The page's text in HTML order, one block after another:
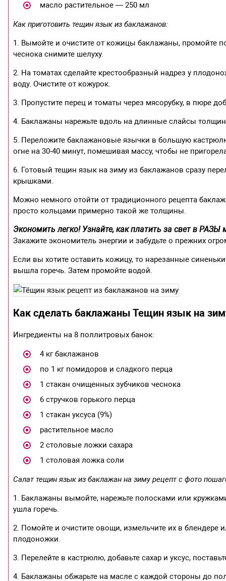
масло растительное — 250 мл
Как приготовить тещин язык из баклажанов:
1. Вымойте и очистите от кожицы баклажаны, промойте
чеснока снимите шелуху.
2. На томатах сделайте крестообразный надрез у
воду. Очистите от кожурок.
3. Пропустите перец и томаты через мясорубку, в пюре
4. Баклажаны нарежьте вдоль на длинные слайсы
5. Переложите баклажановые язычки в большую
огне на 30-40 минут, помешивая массу, чтобы не
6. Готовый тещин язык на зиму из баклажанов сразу
крышками.
Можно немного отойти от традиционного рецепта
просто кольцами примерно такой же толщины.
Экономить легко! Узнайте, как платить за свет в
Закажите экономитель энергии и забудьте о прежних
Если вы хотите оставить кожицу, то нарезанные
вышла горечь. Затем промойте водой.
Как сделать баклажаны Тещин язык на
Ингредиенты на 8 поллитровых банок:
4 кг баклажанов
по 1 кг помидоров и сладкого перца
1 стакан очищенных зубчиков чеснока
6 стручков горького перца
1 стакан уксуса (9%)
растительное масло
2 столовые ложки сахара
1 столовая ложка соли
Салат тещин язык из баклажан на зиму рецепт с фото
1. Баклажаны вымойте, нарежьте полосками или
ушла горечь.
2. Помойте и очистите овощи, измельчите их в блендере
плодоножки.
3. Перелейте в кастрюлю, добавьте сахар и уксус,
4. Баклажаны обжарьте на масле с каждой стороны до